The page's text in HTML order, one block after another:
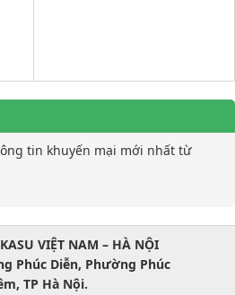
tin khuyến mại mới nhất từ
VIỆT NAM – HÀ NỘI
Phúc Diễn, Phường Phúc
TP Hà Nội.